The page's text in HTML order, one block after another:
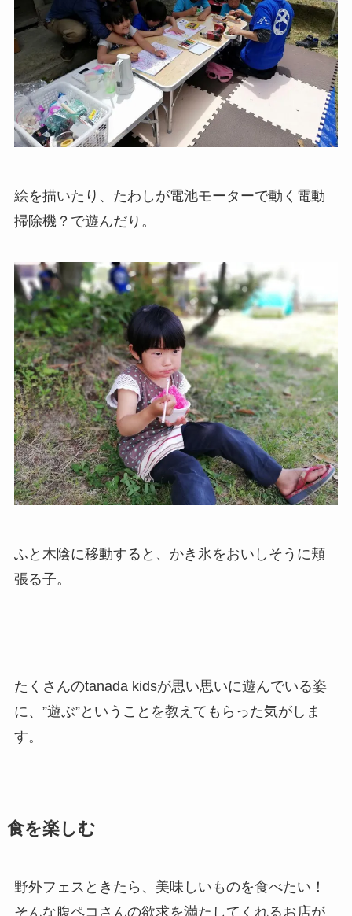
絵を描いたり、たわしが電池モーターで動く電動
掃除機？で遊んだり。
ふと木陰に移動すると、かき氷をおいしそうに頬
張る子。
たくさんのtanada kidsが思い思いに遊んでいる姿
に、”遊ぶ”ということを教えてもらった気がしま
す。
食を楽しむ
野外フェスときたら、美味しいものを食べたい！
そんな腹ペコさんの欲求を満たしてくれるお店が